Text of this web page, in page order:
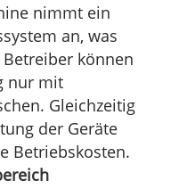
nimmt ein
an, was
können
nur mit
Gleichzeitig
der Geräte
Betriebskosten.